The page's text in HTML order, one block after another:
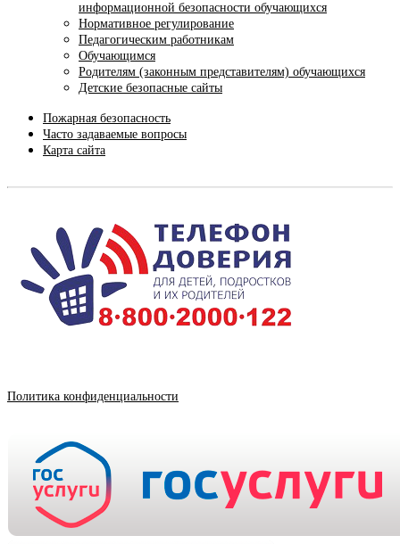
информационной безопасности обучающихся
Нормативное регулирование
Педагогическим работникам
Обучающимся
Родителям (законным представителям) обучающихся
Детские безопасные сайты
Пожарная безопасность
Часто задаваемые вопросы
Карта сайта
Политика конфиденциальности